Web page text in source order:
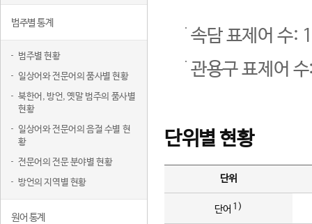
범주별 통계
범주별 현황
일상어와 전문어의 품사별 현황
북한어, 방언, 옛말 범주의 품사별
현황
일상어와 전문어의 음절 수별 현
황
전문어의 전문 분야별 현황
방언의 지역별 현황
원어 통계
속담 표제어 수:
관용구 표제어
단위별 현황
단위
단어 1)